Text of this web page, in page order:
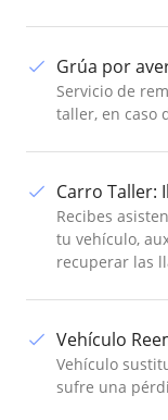
Grúa por
Servicio de
taller, en caso
Carro Taller:
Recibes
tu vehículo,
recuperar las
Vehículo
Vehículo
sufre una